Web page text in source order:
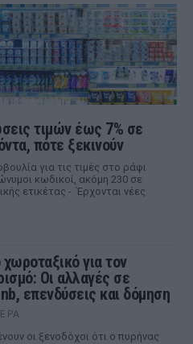
τιμών έως 7% σε
πότε ξεκινούν
για τις τιμές στο ράφι
κωδικοί, ακόμη 230 σε
ετικέτας - Έρχονται νέες
για τον
Οι αλλαγές σε
επενδύσεις και δόμηση
οι ξενοδόχοι ότι ο πυρήνας